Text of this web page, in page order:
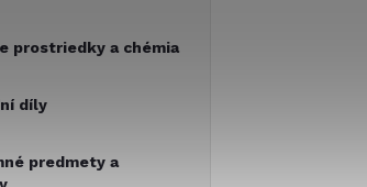
prostriedky a chémia
díly
predmety a